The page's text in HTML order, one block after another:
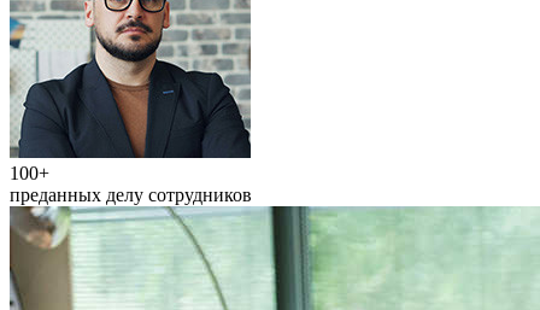
100+
преданных делу сотрудников